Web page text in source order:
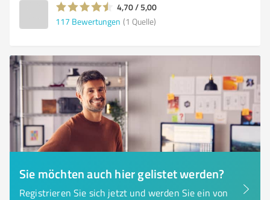
4,70 / 5,00
117 Bewertungen (1 Quelle)
Sie möchten auch hier gelistet werden?
Registrieren Sie sich jetzt und werden Sie ein von